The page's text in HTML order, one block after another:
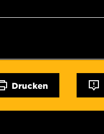
Drucken